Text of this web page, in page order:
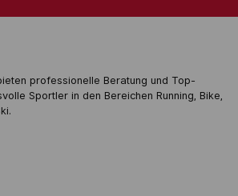
professionelle Beratung und Top-
Sportler in den Bereichen Running, Bike,